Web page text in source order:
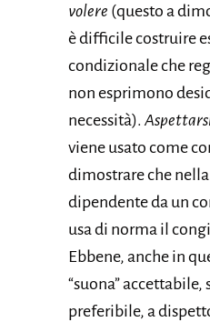
volere (questo a
è difficile costruire
condizionale che
non esprimono
necessità).
viene usato come
dimostrare che
dipendente da un
usa di norma il
Ebbene, anche in
“suona”
preferibile, a